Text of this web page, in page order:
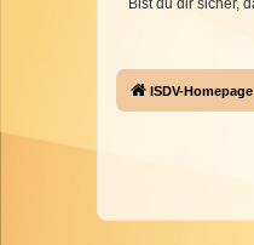
Bist du dir sicher,
ISDV-Homepage